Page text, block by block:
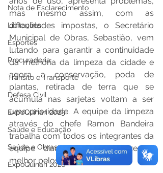
Nota de Esclarecimento
Licitações
Esportes
Procuradoria
Trânsito e Transporte
Defesa Civil
ExpoQuinari 2025
Saúde e Educação
Saúde e Obras
ExpoQuinari 2026
mas mesmo assim, com as
dificuldades impostas, o Secretário
Municipal de Obras, Sebastião, vem
lutando para garantir a continuidade
da melhoria da limpeza da cidade e
agora a conservação, poda de
plantas, retirada de terra que se
acumula nas sarjetas voltam a ser
uma prioridade. A equipe da limpeza
através do chefe Ramon Bandeira
trabalha com todos os integrantes da
equipe diariamente para fazer o
melhor pelos bairros da cidade.